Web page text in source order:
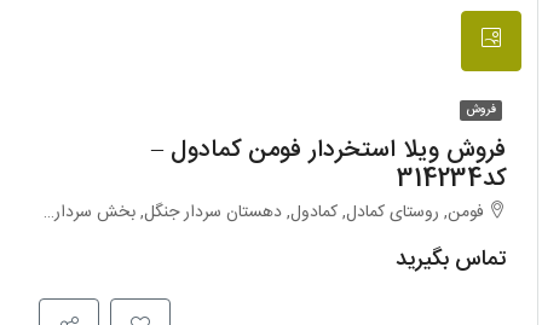
فروش
فروش ویلا استخردار فومن کمادول –
کد314234
فومن, روستای کمادل, کمادول, دهستان سردار جنگل, بخش سردارجنگل, شهرستان فومن, استان گیلان, ایران
تماس بگیرید